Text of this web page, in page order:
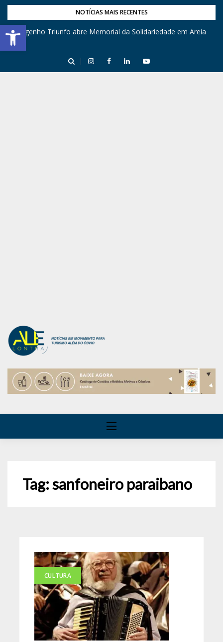
Barra de Ferramentas Aberta
NOTÍCIAS MAIS RECENTES
Engenho Triunfo abre Memorial da Solidariedade em Areia
Tag:sanfoneiro paraibano
CULTURA